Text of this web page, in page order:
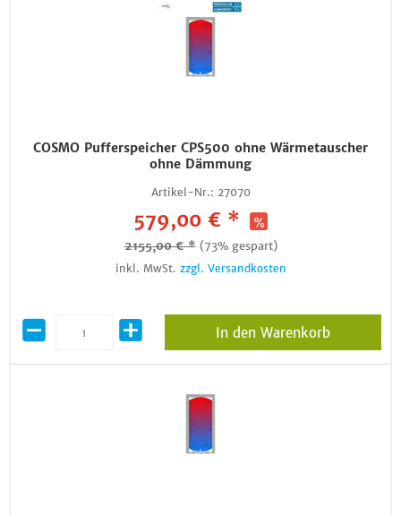
COSMO Pufferspeicher CPS500 ohne Wärmetauscher
ohne Dämmung
Artikel-Nr.: 27070
579,00 € *
2155,00 € * (73% gespart)
inkl. MwSt. zzgl. Versandkosten
In den Warenkorb